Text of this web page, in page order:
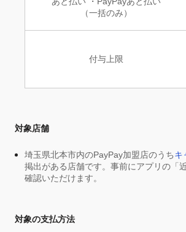
（一括のみ）
付与上限
対象店舗
埼玉県北本市内のPayPay加盟店のうちキ
掲出がある店舗です。事前にアプリの「
確認いただけます。
対象の支払方法